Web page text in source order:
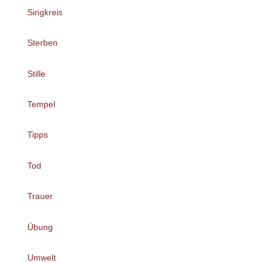
Singkreis
Sterben
Stille
Tempel
Tipps
Tod
Trauer
Übung
Umwelt